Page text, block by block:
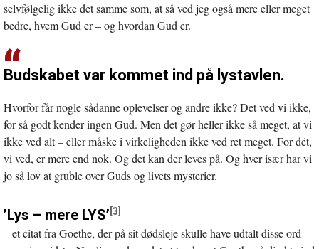
selvfølgelig ikke det samme som, at så ved jeg også mere eller meget
bedre, hvem Gud er – og hvordan Gud er.
Budskabet var kommet ind på lystavlen.
Hvorfor får nogle sådanne oplevelser og andre ikke? Det ved vi ikke,
for så godt kender ingen Gud. Men det gør heller ikke så meget, at vi
ikke ved alt – eller måske i virkeligheden ikke ved ret meget. For dét,
vi ved, er mere end nok. Og det kan der leves på. Og hver især har vi
jo så lov at gruble over Guds og livets mysterier.
’Lys – mere LYS’ [3]
– et citat fra Goethe, der på sit dødsleje skulle have udtalt disse ord